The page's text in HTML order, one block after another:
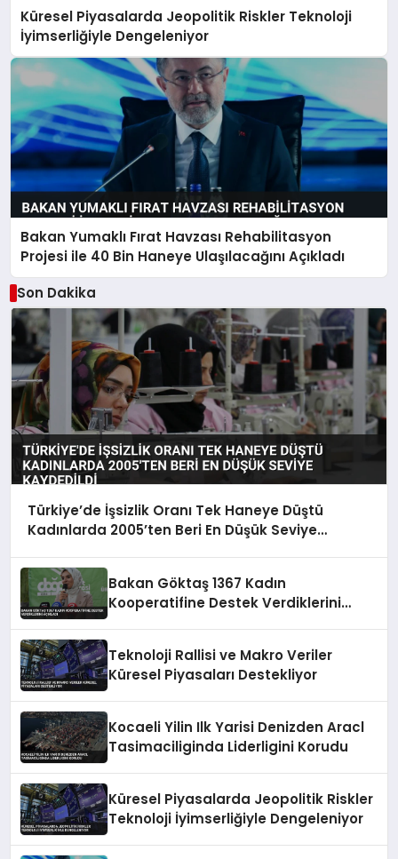
Küresel Piyasalarda Jeopolitik Riskler Teknoloji
İyimserliğiyle Dengeleniyor
Bakan Yumaklı Fırat Havzası Rehabilitasyon
Projesi ile 40 Bin Haneye Ulaşılacağını Açıkladı
Son Dakika
Türkiye’de İşsizlik Oranı Tek Haneye Düştü
Kadınlarda 2005’ten Beri En Düşük Seviye
Bakan Göktaş 1367 Kadın
Kooperatifine Destek Verdiklerini
Teknoloji Rallisi ve Makro Veriler
Küresel Piyasaları Destekliyor
Kocaeli Yilin Ilk Yarisi Denizden Aracl
Tasimaciliginda Liderligini Korudu
Küresel Piyasalarda Jeopolitik Riskler
Teknoloji İyimserliğiyle Dengeleniyor